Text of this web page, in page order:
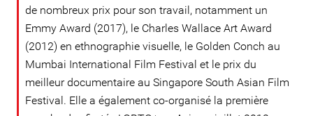
de nombreux prix pour son travail, notamment un
Emmy Award (2017), le Charles Wallace Art Award
(2012) en ethnographie visuelle, le Golden Conch au
Mumbai International Film Festival et le prix du
meilleur documentaire au Singapore South Asian Film
Festival. Elle a également co-organisé la première